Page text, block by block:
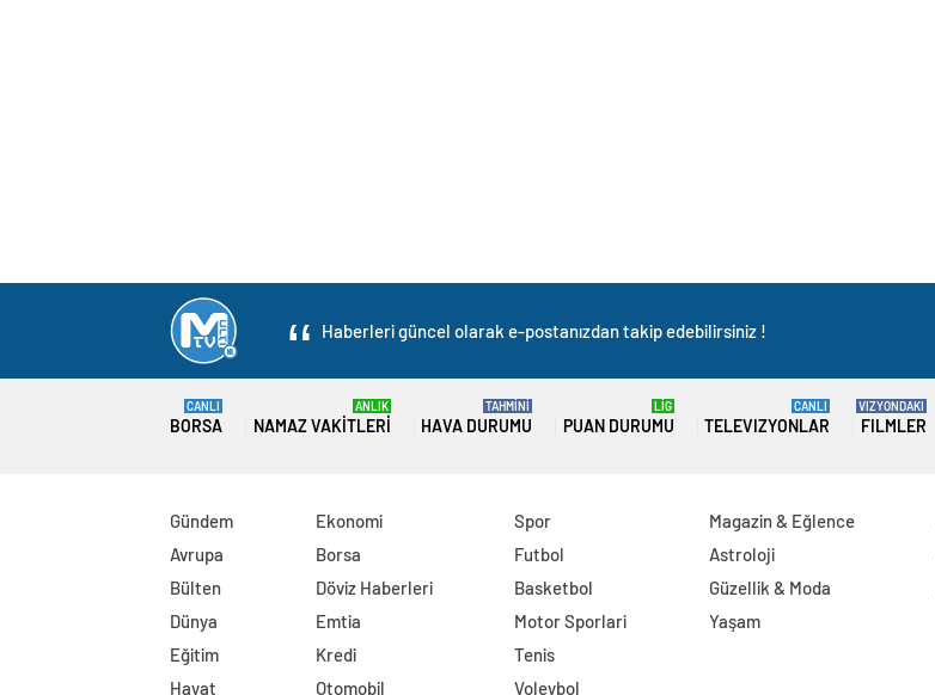
Haberleri güncel olarak e-postanızdan takip edebilirsiniz !
BORSA
CANLI
NAMAZ VAKITLERI
ANLIK
HAVA DURUMU
TAHMİNİ
PUAN DURUMU
LİG
TELEVIZYONLAR
CANLI
FILMLER
VIZYONDAKI
Gündem
Avrupa
Bülten
Dünya
Eğitim
Hayat
Ekonomi
Borsa
Döviz Haberleri
Emtia
Kredi
Otomobil
Spor
Futbol
Basketbol
Motor Sporlari
Tenis
Voleybol
Magazin & Eğlence
Astroloji
Güzellik & Moda
Yaşam